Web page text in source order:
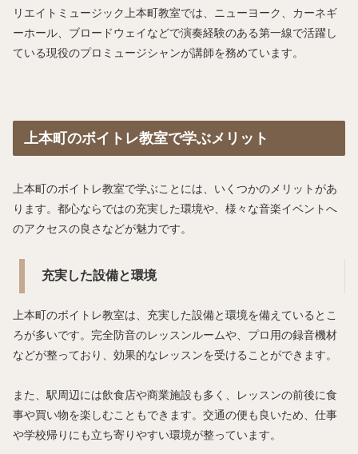
リエイトミュージック上本町教室では、ニューヨーク、カーネギ
ーホール、ブロードウェイなどで演奏経験のある第一線で活躍し
ている現役のプロミュージシャンが講師を務めています。
上本町のボイトレ教室で学ぶメリット
上本町のボイトレ教室で学ぶことには、いくつかのメリットがあ
ります。都心ならではの充実した環境や、様々な音楽イベントへ
のアクセスの良さなどが魅力です。
充実した設備と環境
上本町のボイトレ教室は、充実した設備と環境を備えているとこ
ろが多いです。完全防音のレッスンルームや、プロ用の録音機材
などが整っており、効果的なレッスンを受けることができます。
また、駅周辺には飲食店や商業施設も多く、レッスンの前後に食
事や買い物を楽しむこともできます。交通の便も良いため、仕事
や学校帰りにも立ち寄りやすい環境が整っています。